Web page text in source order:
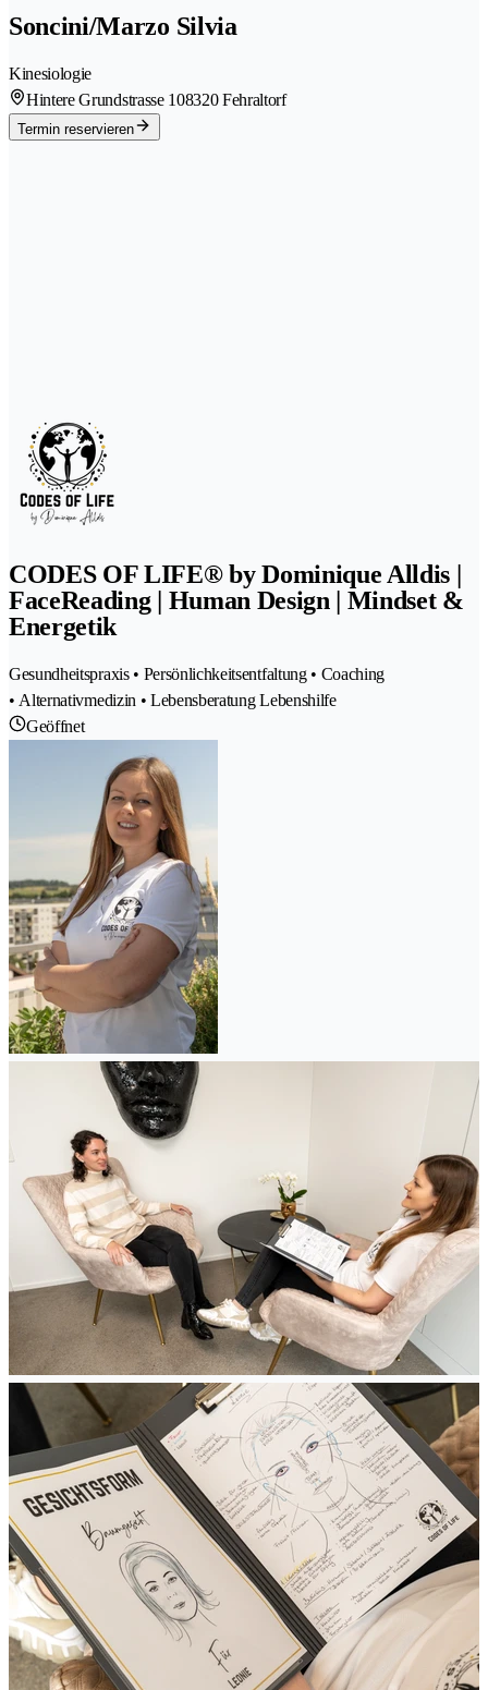
Soncini/Marzo Silvia
Kinesiologie
Hintere Grundstrasse 108320 Fehraltorf
Termin reservieren
CODES OF LIFE® by Dominique Alldis |
FaceReading | Human Design | Mindset &
Energetik
Gesundheitspraxis • Persönlichkeitsentfaltung • Coaching
• Alternativmedizin • Lebensberatung Lebenshilfe
Geöffnet